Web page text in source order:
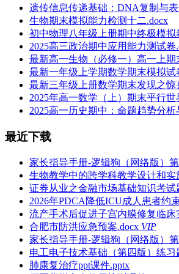
遗传信息传递基础：DNA复制与
生物期末模拟能力检测十二.docx
初中物理八年级上册期中终极模拟
2025高三政治期中应用能力测试卷
最新高一生物（必修一）高一上期
最新一年级上学期数学期末模拟试
最新三年级上册数学期末发现之惊
2025年高一数学（上）期末平行世
2025高一历史期中：命题趋势分析
最近下载
家长指导手册-逻辑狗（网络版）
生物教学中的跨学科教学设计和实
证券从业之金融市场基础知识考
2026年PDCA降低ICU成人患者约
流产手术后促进子宫内膜修复临床
合肥市防洪应急预案.docx VIP
家长指导手册-逻辑狗（网络版）
电工电子技术基础（第四版）练习
肺康复治疗ppt课件.pptx